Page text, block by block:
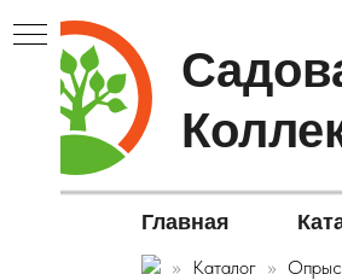
Главная
Каталог